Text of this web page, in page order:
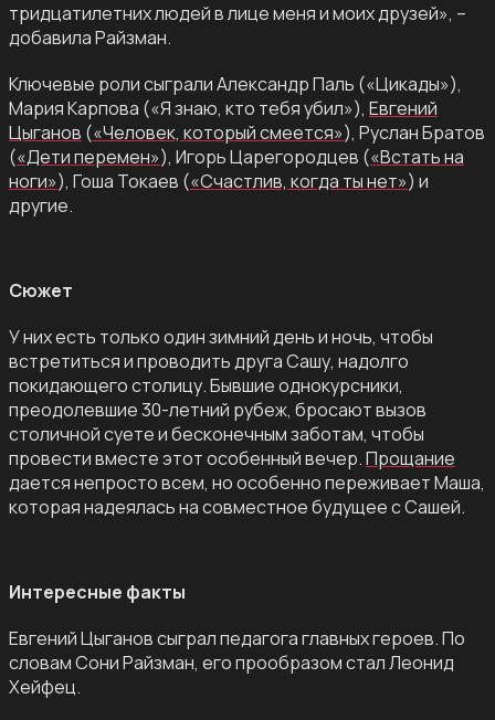
тридцатилетних людей в лице меня и моих друзей», –
добавила Райзман.
Ключевые роли сыграли Александр Паль («Цикады»),
Мария Карпова («Я знаю, кто тебя убил»), Евгений
Цыганов («Человек, который смеется»), Руслан Братов
(«Дети перемен»), Игорь Царегородцев («Встать на
ноги»), Гоша Токаев («Счастлив, когда ты нет») и
другие.
Сюжет
У них есть только один зимний день и ночь, чтобы
встретиться и проводить друга Сашу, надолго
покидающего столицу. Бывшие однокурсники,
преодолевшие 30-летний рубеж, бросают вызов
столичной суете и бесконечным заботам, чтобы
провести вместе этот особенный вечер.Прощание
дается непросто всем, но особенно переживает Маша,
которая надеялась на совместное будущее с Сашей.
Интересные факты
Евгений Цыганов сыграл педагога главных героев. По
словам Сони Райзман, его прообразом стал Леонид
Хейфец.